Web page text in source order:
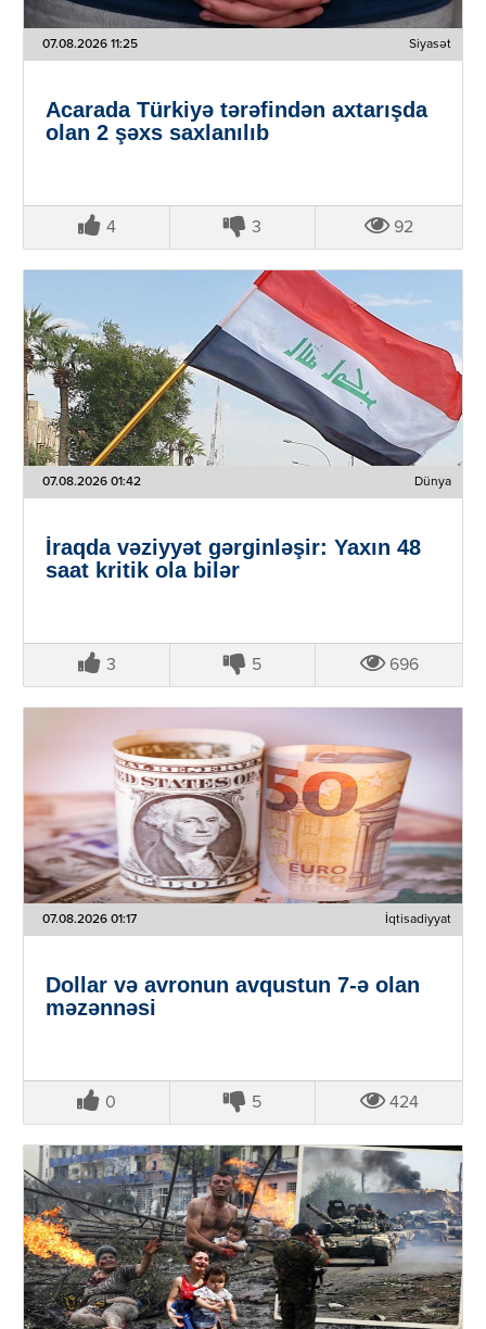
07.08.2026 11:25 Siyasət
Acarada Türkiyə tərəfindən axtarışda
olan 2 şəxs saxlanılıb
4 3 92
07.08.2026 01:42 Dünya
İraqda vəziyyət gərginləşir: Yaxın 48
saat kritik ola bilər
3 5 696
07.08.2026 01:17 İqtisadiyyat
Dollar və avronun avqustun 7-ə olan
məzənnəsi
0 5 424